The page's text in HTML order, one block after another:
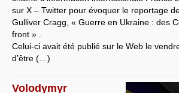
sur X – Twitter pour évoquer le reportage
Gulliver Cragg, « Guerre en Ukraine : des
front » .
Celui-ci avait été publié sur le Web le
d’être (…)
Volodymyr